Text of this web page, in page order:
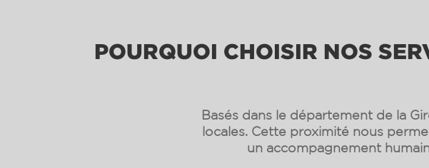
POURQUOI CHOISIR NOS
Basés dans le département de la
locales. Cette proximité nous
un accompagnement